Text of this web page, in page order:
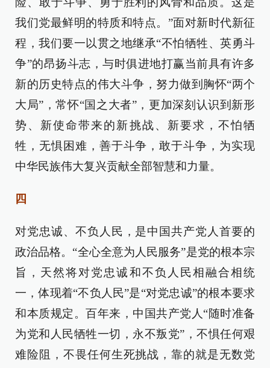
我们党最鲜明的特质和特点。”面对新时代新征
程，我们要一以贯之地继承“不怕牺牲、英勇斗
争”的昂扬斗志，与时俱进地打赢当前具有许多
新的历史特点的伟大斗争，努力做到胸怀“两个
大局”，常怀“国之大者”，更加深刻认识到新形
势、新使命带来的新挑战、新要求，不怕牺
牲，无惧困难，善于斗争，敢于斗争，为实现
中华民族伟大复兴贡献全部智慧和力量。
四
对党忠诚、不负人民，是中国共产党人首要的
政治品格。“全心全意为人民服务”是党的根本宗
旨，天然将对党忠诚和不负人民相融合相统
一，体现着“不负人民”是“对党忠诚”的根本要求
和本质规定。百年来，中国共产党人“随时准备
为党和人民牺牲一切，永不叛党”，不惧任何艰
难险阻，不畏任何生死挑战，靠的就是无数党